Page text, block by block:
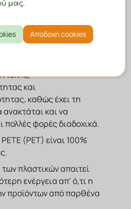
προσφέρει
νερού 99%.
και
καθώς έχει τη
και να
πολλές φορές διαδοχικά.
(PET) είναι 100%
πλαστικών απαιτεί
ενέργεια απ’ ό,τι η
προϊόντων από παρθένα
μας.
Αποδοχή cookies